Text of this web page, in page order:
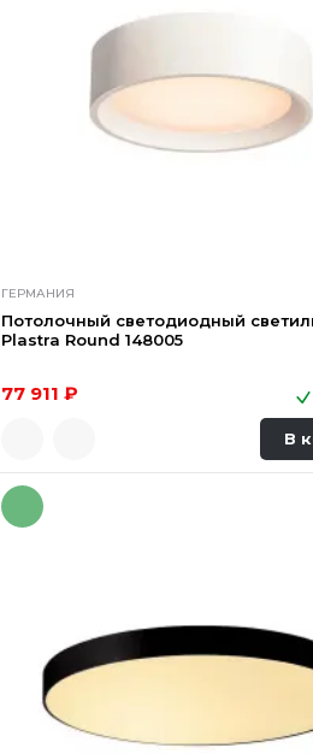
ГЕРМАНИЯ
Потолочный светодиодный
Plastra Round 148005
77 911 ₽
В